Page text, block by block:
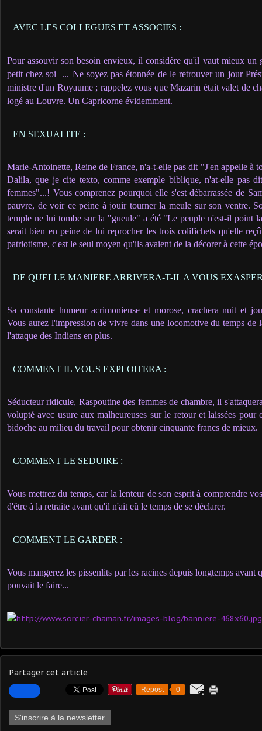
AVEC LES COLLEGUES ET ASSOCIES :
Pour assouvir son besoin envieux, il considère qu'il vaut mieux un
petit chez soi
... Ne soyez pas étonnée de le retrouver un jour
ministre d'un Royaume ; rappelez vous que Mazarin était valet de
logé au Louvre. Un Capricorne évidemment.
EN SEXUALITE :
Marie-Antoinette, Reine de France, n'a-t-elle pas dit "J'en appelle à
Dalila, que je cite texto, comme exemple biblique, n'at-elle pas
femmes"...! Vous comprenez pourquoi elle s'est débarrassée de
pauvre, de voir ce peine à jouir tourner la meule sur son ventre.
temple ne lui tombe sur la "gueule" a été "Le peuple n'est-il point
serait bien en peine de lui reprocher les trois colifichets qu'elle
patriotisme, c'est le seul moyen qu'ils avaient de la décorer à cette
DE QUELLE MANIERE ARRIVERA-T-IL A VOUS
Sa constante humeur acrimonieuse et morose, crachera nuit et
Vous aurez l'impression de vivre dans une locomotive du temps de
l'attaque des Indiens en plus.
COMMENT IL VOUS EXPLOITERA :
Séducteur ridicule, Raspoutine des femmes de chambre, il
volupté avec usure aux malheureuses sur le retour et laissées pour
bidoche au milieu du travail pour obtenir cinquante francs de mieux.
COMMENT LE SEDUIRE :
Vous mettrez du temps, car la lenteur de son esprit à comprendre
d'être à la retraite avant qu'il n'ait eû le temps de se déclarer.
COMMENT LE GARDER :
Vous mangerez les pissenlits par les racines depuis longtemps
pouvait le faire...
Partager cet article
Repost 0
S'inscrire à la newsletter